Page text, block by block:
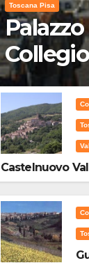
Toscana Pisa
Castelnuovo